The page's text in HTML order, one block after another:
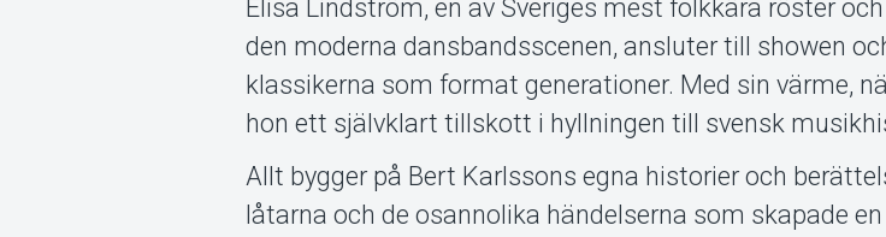
Elisa Lindström, en av Sveriges mest folkkära röster
den moderna dansbandsscenen, ansluter till showen
klassikerna som format generationer. Med sin värme,
hon ett självklart tillskott i hyllningen till svensk
Allt bygger på Bert Karlssons egna historier och
låtarna och de osannolika händelserna som skapade